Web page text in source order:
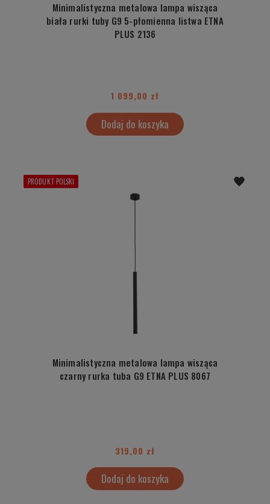
Minimalistyczna metalowa lampa wisząca
biała rurki tuby G9 5-płomienna listwa ETNA
PLUS 2136
1 099,00 zł
Dodaj do koszyka
Minimalistyczna metalowa lampa wisząca
czarny rurka tuba G9 ETNA PLUS 8067
319,00 zł
Dodaj do koszyka
PRODUKT POLSKI